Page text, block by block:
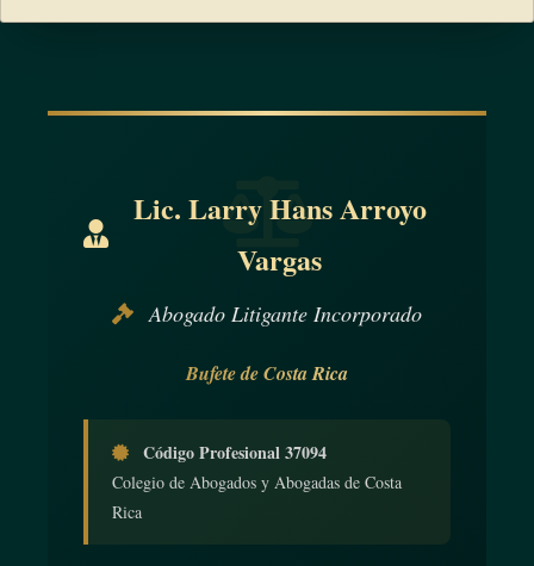
Lic. Larry Hans Arroyo
Vargas
Abogado Litigante Incorporado
Bufete de Costa Rica
Código Profesional 37094
Colegio de Abogados y Abogadas de Costa
Rica